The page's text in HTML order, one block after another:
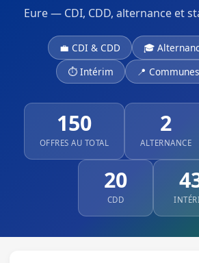
Eure — CDI, CDD, alternance et
💼 CDI & CDD
🎓
⏱ Intérim
📍
150
OFFRES AU TOTAL
2
ALTERNANCE
20
CDD